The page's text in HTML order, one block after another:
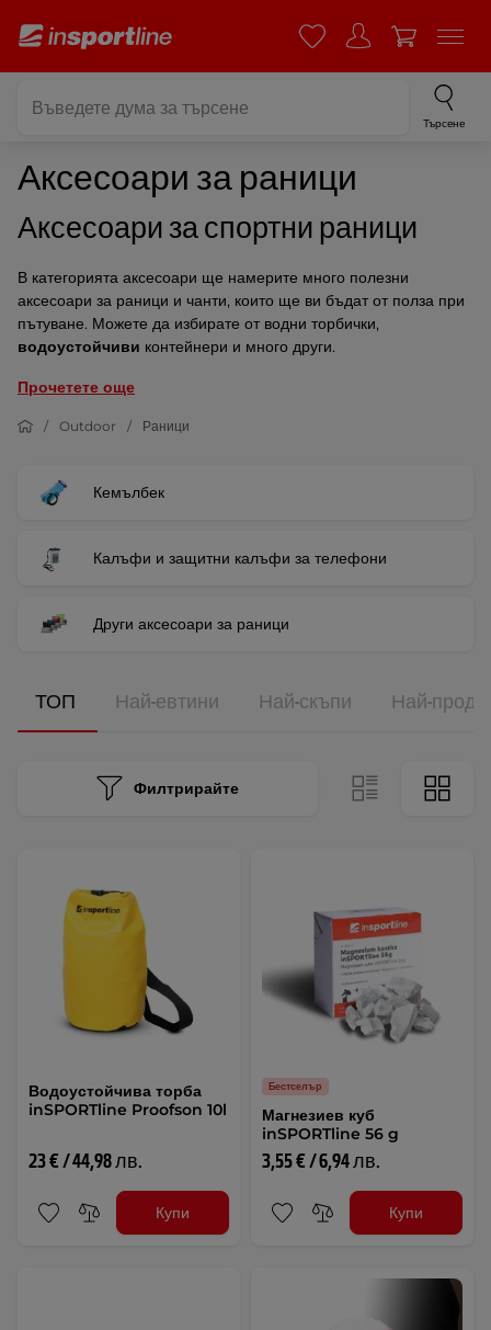
Търсене
Аксесоари за раници
Аксесоари за спортни раници
В категорията аксесоари ще намерите много полезни
аксесоари за раници и чанти, които ще ви бъдат от полза при
пътуване. Можете да избирате от водни торбички,
водоустойчиви контейнери и много други.
Прочетете още
Outdoor Раници
Кемълбек
Калъфи и защитни калъфи за телефони
Други аксесоари за раници
ТОП Най-евтини Най-скъпи Най-
Филтрирайте
Водоустойчива торба
inSPORTline Proofson 10l
23 € / 44,98 лв.
Купи
Бестселър
Магнезиев куб
inSPORTline 56 g
3,55 € / 6,94 лв.
Купи